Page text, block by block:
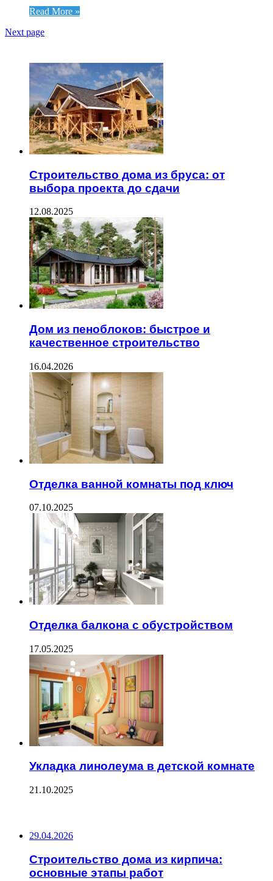
Read More »
Next page
Строительство дома из бруса: от
выбора проекта до сдачи
12.08.2025
Дом из пеноблоков: быстрое и
качественное строительство
16.04.2026
Отделка ванной комнаты под ключ
07.10.2025
Отделка балкона с обустройством
17.05.2025
Укладка линолеума в детской комнате
21.10.2025
29.04.2026
Строительство дома из кирпича:
основные этапы работ